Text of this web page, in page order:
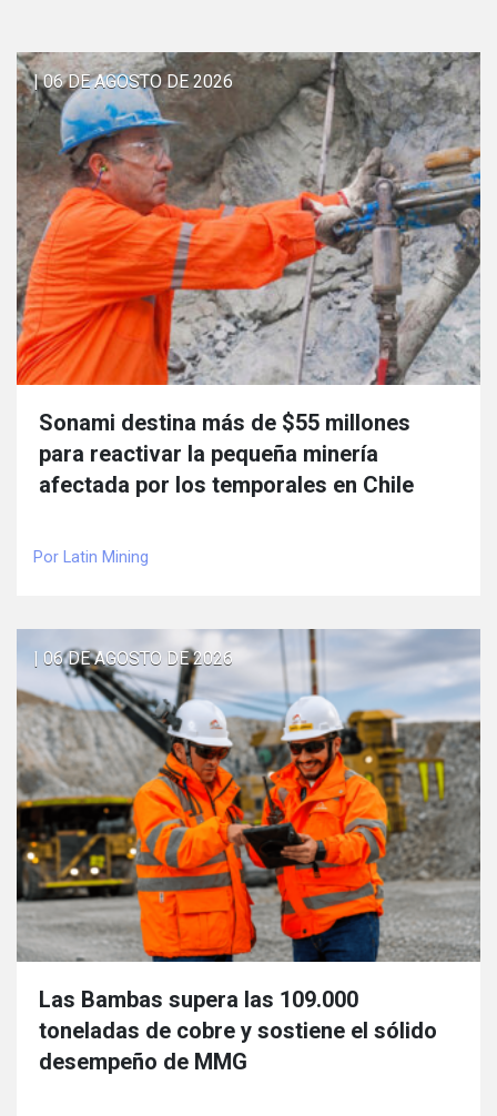
| 06 DE AGOSTO DE 2026
Sonami destina más de $55 millones
para reactivar la pequeña minería
afectada por los temporales en Chile
Por Latin Mining
| 06 DE AGOSTO DE 2026
Las Bambas supera las 109.000
toneladas de cobre y sostiene el sólido
desempeño de MMG